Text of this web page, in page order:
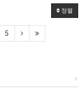
정렬
5
+